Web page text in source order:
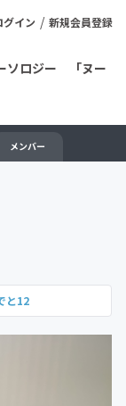
グイン / 新規会員登録
ソロジー 「ヌー
メンバー
と12